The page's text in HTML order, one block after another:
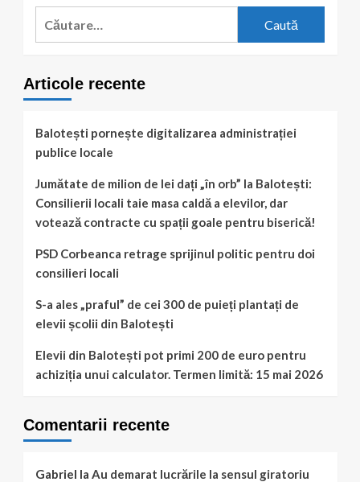
UPDATE:
Minorul
găsit
/
ALERTĂ
EXTREMĂ
Copil
de
11
dispărut
București.
solicită
sprijinul
Caută
Articole recente
Balotești pornește digitalizarea administrației
publice locale
Jumătate de milion de lei dați „în orb” la Balotești:
Consilierii locali taie masa caldă a elevilor, dar
votează contracte cu spații goale pentru biserică!
PSD Corbeanca retrage sprijinul politic pentru doi
consilieri locali
S-a ales „praful” de cei 300 de puieți plantați de
elevii școlii din Balotești
Elevii din Balotești pot primi 200 de euro pentru
achiziția unui calculator. Termen limită: 15 mai 2026
Comentarii recente
Gabriel la Au demarat lucrările la sensul giratoriu